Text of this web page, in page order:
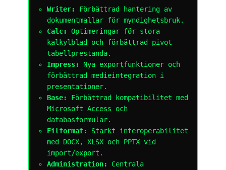
Writer: Förbättrad hantering av
dokumentmallar för myndighetsbruk.
Calc: Optimeringar för stora
kalkylblad och förbättrad pivot-
tabellprestanda.
Impress: Nya exportfunktioner och
förbättrad medieintegration i
presentationer.
Base: Förbättrad kompatibilitet med
Microsoft Access och
databasformulär.
Filformat: Stärkt interoperabilitet
med DOCX, XLSX och PPTX vid
import/export.
Administration: Centrala